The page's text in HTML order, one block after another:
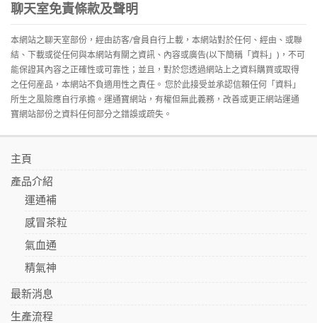
聊天室免責條款及聲明
本網站之聊天室部份，經由訪客/會員自行上載，本網站對於任何、經由、或聯
結、下載或從任何與本網站有關之資訊、內容或廣告(以下簡稱「資料」)，不可
能保證其內容之正確性或可靠性；並且，對於您透過網站上之資料購買或取得
之任何産品，本網站不負適用性之責任。 您於此接受並承認信賴任何「資料」
所生之風險應自行承擔。運通寶網站，有權但無此義務，改善或更正網站運通
寶網站部份之資料任何部分之錯誤或疏失。
主頁
產品介紹
運通補
感冒茶粒
氣血通
精氣神
最新消息
生產流程